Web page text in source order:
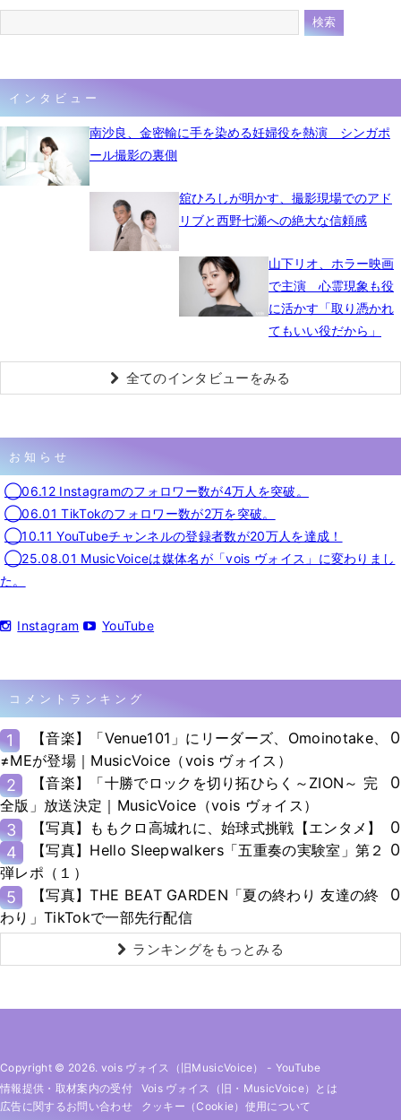
インタビュー
南沙良、金密輸に手を染める妊婦役を熱演 シンガポ
ール撮影の裏側
舘ひろしが明かす、撮影現場でのアド
リブと西野七瀬への絶大な信頼感
山下リオ、ホラー映画
で主演 心霊現象も役
に活かす「取り憑かれ
てもいい役だから」
全てのインタビューをみる
お知らせ
◯06.12 Instagramのフォロワー数が4万人を突破。
◯06.01 TikTokのフォロワー数が2万を突破。
◯10.11 YouTubeチャンネルの登録者数が20万人を達成！
◯25.08.01 MusicVoiceは媒体名が「vois ヴォイス」に変わりまし
た。
Instagram YouTube
コメントランキング
1
【音楽】「Venue101」にリーダーズ、Omoinotake、
≠MEが登場｜MusicVoice（vois ヴォイス）
0
2
【音楽】「十勝でロックを切り拓ひらく～ZION～ 完
全版」放送決定｜MusicVoice（vois ヴォイス）
0
3 【写真】ももクロ高城れに、始球式挑戦【エンタメ】
0
4
【写真】Hello Sleepwalkers「五重奏の実験室」第２
弾レポ（１）
0
5
【写真】THE BEAT GARDEN「夏の終わり 友達の終
わり」TikTokで一部先行配信
0
ランキングをもっとみる
Copyright © 2026. vois ヴォイス（旧MusicVoice） - YouTube
情報提供・取材案内の受付
Vois ヴォイス（旧・MusicVoice）とは
広告に関するお問い合わせ
クッキー（cookie）使用について